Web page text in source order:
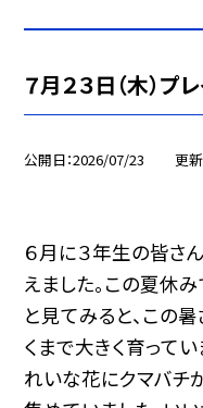
７月２３日（木）プ
公開日 2026/07/23 更
６月に３年生の皆さ
えました。この夏休
と見てみると、この
くまで大きく育ってい
れいな花にクマバチ